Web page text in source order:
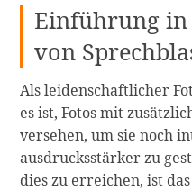
Einführung in
von
Als leidenschaftlicher
es ist, Fotos mit
versehen, um sie noch
ausdrucksstärker zu
dies zu erreichen, ist